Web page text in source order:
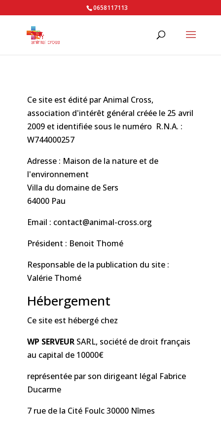
0658117113
Ce site est édité par Animal Cross,
association d'intérêt général créée le 25 avril
2009 et identifiée sous le numéro R.N.A. :
W744000257
Adresse : Maison de la nature et de
l'environnement
Villa du domaine de Sers
64000 Pau
Email : contact@animal-cross.org
Président : Benoit Thomé
Responsable de la publication du site :
Valérie Thomé
Hébergement
Ce site est hébergé chez
WP SERVEUR SARL, société de droit français
au capital de 10000€
représentée par son dirigeant légal Fabrice
Ducarme
7 rue de la Cité Foulc 30000 Nîmes